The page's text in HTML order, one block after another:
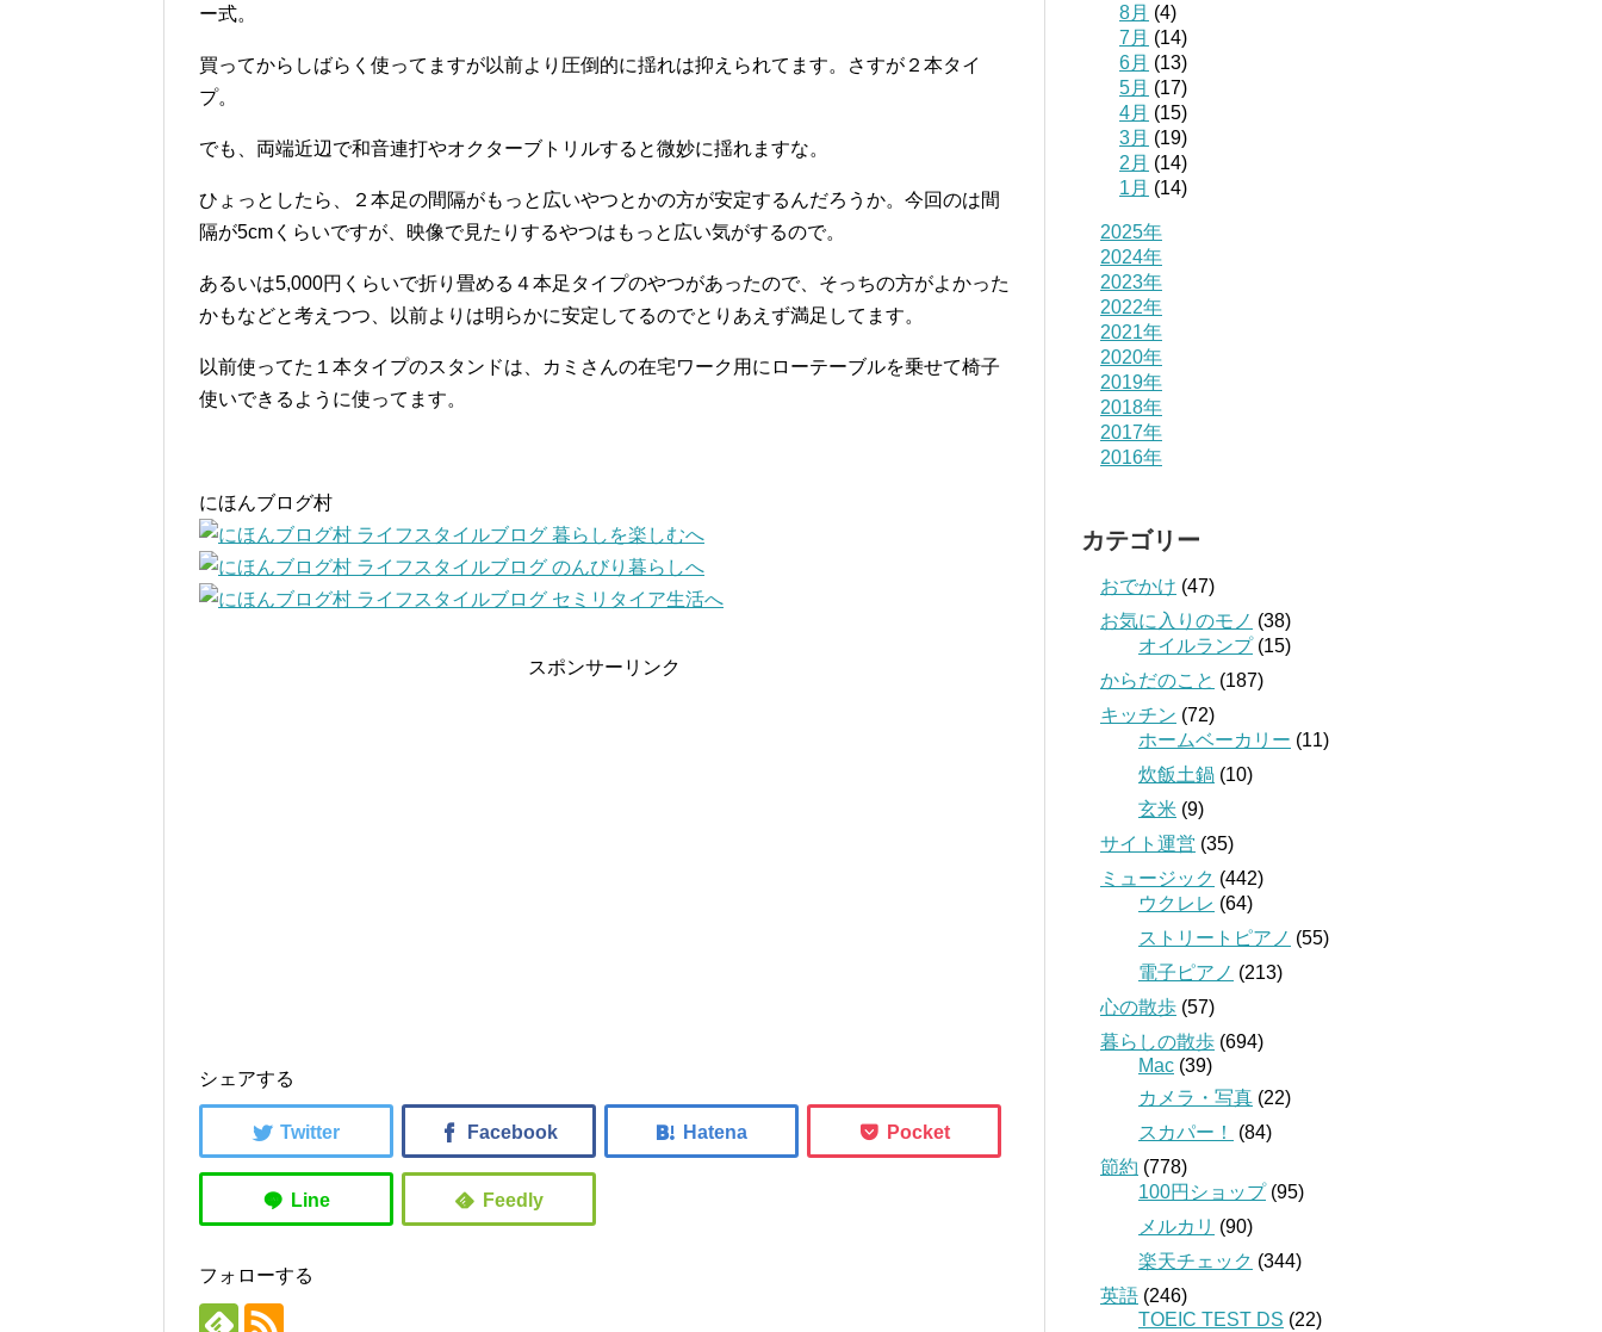
ー式。
買ってからしばらく使ってますが以前より圧倒的に揺れは抑えられてます。さすが２本タイ
プ。
でも、両端近辺で和音連打やオクターブトリルすると微妙に揺れますな。
ひょっとしたら、２本足の間隔がもっと広いやつとかの方が安定するんだろうか。今回のは間
隔が5cmくらいですが、映像で見たりするやつはもっと広い気がするので。
あるいは5,000円くらいで折り畳める４本足タイプのやつがあったので、そっちの方がよかった
かもなどと考えつつ、以前よりは明らかに安定してるのでとりあえず満足してます。
以前使ってた１本タイプのスタンドは、カミさんの在宅ワーク用にローテーブルを乗せて椅子
使いできるように使ってます。
にほんブログ村
スポンサーリンク
シェアする
フォローする
8月 (4)
7月 (14)
6月 (13)
5月 (17)
4月 (15)
3月 (19)
2月 (14)
1月 (14)
2025年
2024年
2023年
2022年
2021年
2020年
2019年
2018年
2017年
2016年
カテゴリー
おでかけ (47)
お気に入りのモノ (38)
オイルランプ(15)
からだのこと (187)
キッチン (72)
ホームベーカリー (11)
炊飯土鍋 (10)
玄米 (9)
サイト運営 (35)
ミュージック (442)
ウクレレ (64)
ストリートピアノ (55)
電子ピアノ (213)
心の散歩 (57)
暮らしの散歩 (694)
Mac (39)
カメラ・写真 (22)
スカパー！
(84)
節約 (778)
100円ショップ(95)
メルカリ (90)
楽天チェック (344)
英語 (246)
TOEIC TEST DS (22)